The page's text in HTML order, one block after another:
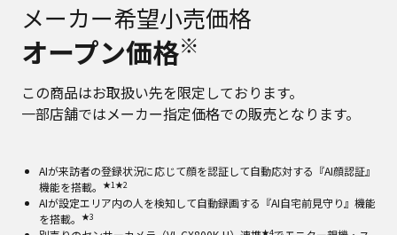
メーカー希望小売価格
オープン価格※
この商品はお取扱い先を限定しております。
一部店舗ではメーカー指定価格での販売となります。
AIが来訪者の登録状況に応じて顔を認証して自動応対する『AI顔認証』
機能を搭載。
★1★2
AIが設定エリア内の人を検知して自動録画する『AI自宅前見守り』機能
を搭載。
★3
★4